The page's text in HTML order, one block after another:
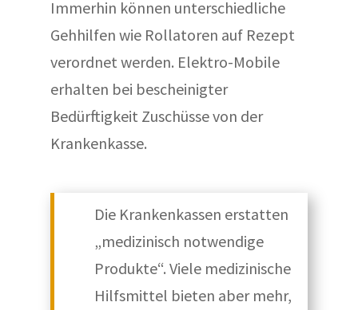
Immerhin können unterschiedliche
Gehhilfen wie Rollatoren auf Rezept
verordnet werden. Elektro-Mobile
erhalten bei bescheinigter
Bedürftigkeit Zuschüsse von der
Krankenkasse.
Die Krankenkassen erstatten
„medizinisch notwendige
Produkte“. Viele medizinische
Hilfsmittel bieten aber mehr,